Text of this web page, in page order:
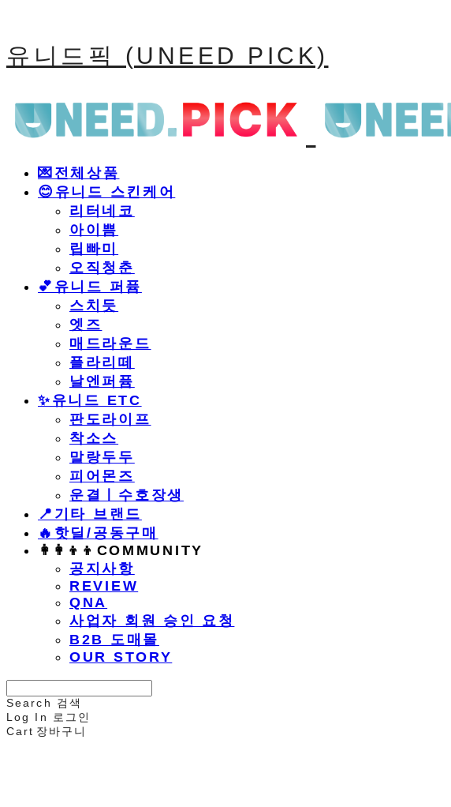
유니드픽 (UNEED PICK)
💌전체상품
😊유니드 스킨케어
리터네코
아이쁨
립빠미
오직청춘
💕유니드 퍼퓸
스치듯
엣즈
매드라운드
플라리떼
날엔퍼퓸
​✨유니드 ETC
판도라이프
착소스
말랑두두
피어몬즈
운결ㅣ수호장생
📍기타 브랜드
🔥핫딜/공동구매
👩‍👩‍👦‍👦COMMUNITY
공지사항
REVIEW
QNA
사업자 회원 승인 요청
B2B 도매몰
OUR STORY
Search
검색
Log In
로그인
Cart 장바구니